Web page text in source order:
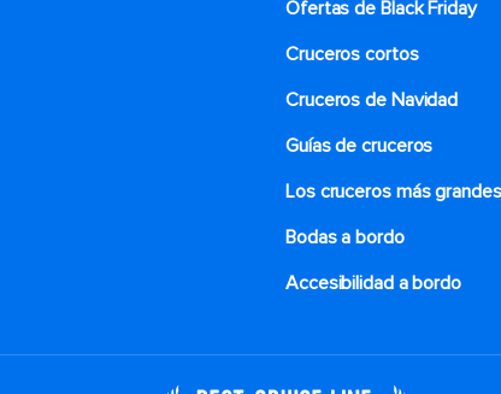
Ofertas de Black Friday
Cruceros cortos
Cruceros de Navidad
Guías de cruceros
Los cruceros más grandes
Bodas a bordo
Accesibilidad a bordo